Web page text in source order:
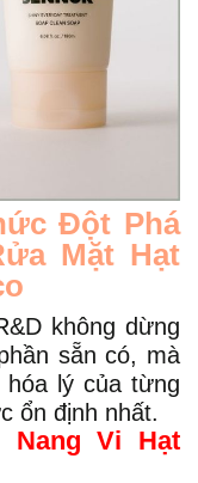
Đột Phá
Mặt Hạt
không dừng
sẵn có, mà
lý của từng
ổn định nhất.
Nang Vi Hạt